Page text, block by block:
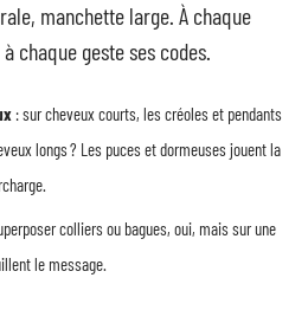
manchette large. À chaque
chaque geste ses codes.
: sur cheveux courts, les créoles et pendants
longs ? Les puces et dormeuses jouent la
colliers ou bagues, oui, mais sur une
le message.